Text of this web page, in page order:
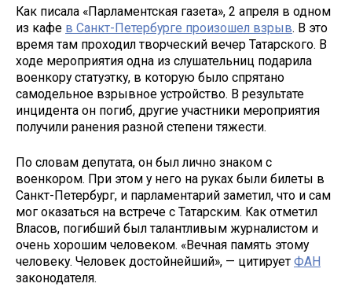
Как писала «Парламентская газета», 2 апреля в одном
из кафе в Санкт-Петербурге произошел взрыв. В это
время там проходил творческий вечер Татарского. В
ходе мероприятия одна из слушательниц подарила
военкору статуэтку, в которую было спрятано
самодельное взрывное устройство. В результате
инцидента он погиб, другие участники мероприятия
получили ранения разной степени тяжести.
По словам депутата, он был лично знаком с
военкором. При этом у него на руках были билеты в
Санкт-Петербург, и парламентарий заметил, что и сам
мог оказаться на встрече с Татарским. Как отметил
Власов, погибший был талантливым журналистом и
очень хорошим человеком. «Вечная память этому
человеку. Человек достойнейший», — цитирует ФАН
законодателя.